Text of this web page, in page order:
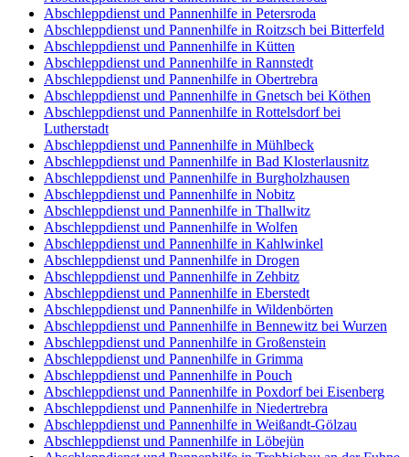
Abschleppdienst und Pannenhilfe in Petersroda
Abschleppdienst und Pannenhilfe in Roitzsch bei Bitterfeld
Abschleppdienst und Pannenhilfe in Kütten
Abschleppdienst und Pannenhilfe in Rannstedt
Abschleppdienst und Pannenhilfe in Obertrebra
Abschleppdienst und Pannenhilfe in Gnetsch bei Köthen
Abschleppdienst und Pannenhilfe in Rottelsdorf bei
Lutherstadt
Abschleppdienst und Pannenhilfe in Mühlbeck
Abschleppdienst und Pannenhilfe in Bad Klosterlausnitz
Abschleppdienst und Pannenhilfe in Burgholzhausen
Abschleppdienst und Pannenhilfe in Nobitz
Abschleppdienst und Pannenhilfe in Thallwitz
Abschleppdienst und Pannenhilfe in Wolfen
Abschleppdienst und Pannenhilfe in Kahlwinkel
Abschleppdienst und Pannenhilfe in Drogen
Abschleppdienst und Pannenhilfe in Zehbitz
Abschleppdienst und Pannenhilfe in Eberstedt
Abschleppdienst und Pannenhilfe in Wildenbörten
Abschleppdienst und Pannenhilfe in Bennewitz bei Wurzen
Abschleppdienst und Pannenhilfe in Großenstein
Abschleppdienst und Pannenhilfe in Grimma
Abschleppdienst und Pannenhilfe in Pouch
Abschleppdienst und Pannenhilfe in Poxdorf bei Eisenberg
Abschleppdienst und Pannenhilfe in Niedertrebra
Abschleppdienst und Pannenhilfe in Weißandt-Gölzau
Abschleppdienst und Pannenhilfe in Löbejün